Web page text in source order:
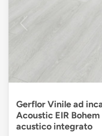
Gerflor Vinile ad
Acoustic EIR
acustico integrato